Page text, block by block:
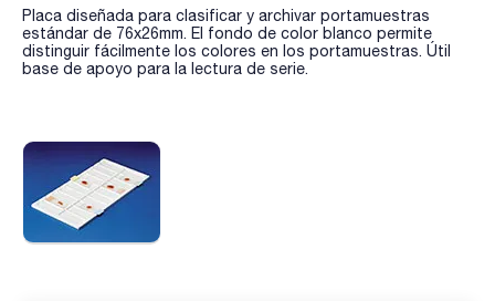
Placa diseñada para clasificar y archivar portamuestras
estándar de 76x26mm. El fondo de color blanco permite
distinguir fácilmente los colores en los portamuestras. Útil
base de apoyo para la lectura de serie.